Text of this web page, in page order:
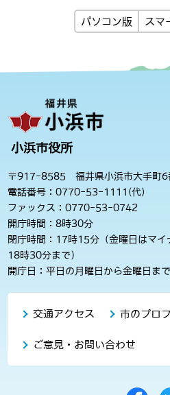
パソコン版 スマ
小浜市役所
〒917-8585 福井県小浜市大手町6
電話番号：0770-53-1111(代)
ファックス：0770-53-0742
開庁時間：8時30分
閉庁時間：17時15分（金曜日はマ
18時30分まで）
開庁日：平日の月曜日から金曜日まで
交通アクセス 市のプロ
ご意見・お問い合わせ